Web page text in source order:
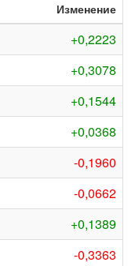
Изменение
+0,2223
+0,3078
+0,1544
+0,0368
-0,1960
-0,0662
+0,1389
-0,3363